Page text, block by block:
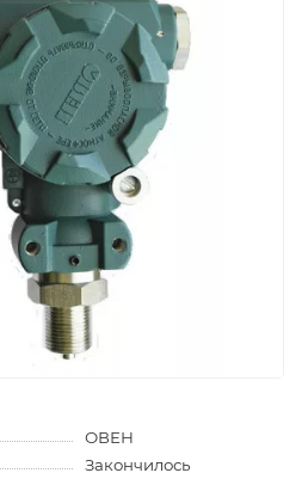
ОВЕН
Закончилось